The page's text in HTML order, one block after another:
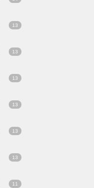
13
13
13
13
13
13
11